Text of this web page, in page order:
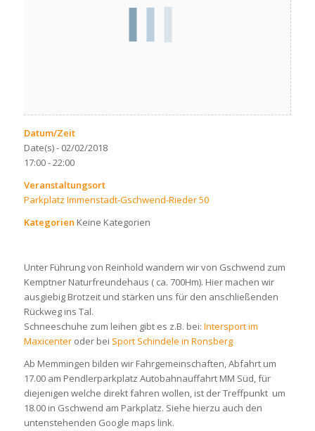
Datum/Zeit
Date(s) - 02/02/2018
17:00 - 22:00
Veranstaltungsort
Parkplatz Immenstadt-Gschwend-Rieder 50
Kategorien Keine Kategorien
Unter Führung von Reinhold wandern wir von Gschwend zum
Kemptner Naturfreundehaus ( ca. 700Hm). Hier machen wir
ausgiebig Brotzeit und stärken uns für den anschließenden
Rückweg ins Tal.
Schneeschuhe zum leihen gibt es z.B. bei: Intersport im
Maxicenteroder bei Sport Schindele in Ronsberg
Ab Memmingen bilden wir Fahrgemeinschaften, Abfahrt um
17.00 am Pendlerparkplatz Autobahnauffahrt MM Süd, für
diejenigen welche direkt fahren wollen, ist der Treffpunkt um
18.00 in Gschwend am Parkplatz. Siehe hierzu auch den
untenstehenden Google maps link.